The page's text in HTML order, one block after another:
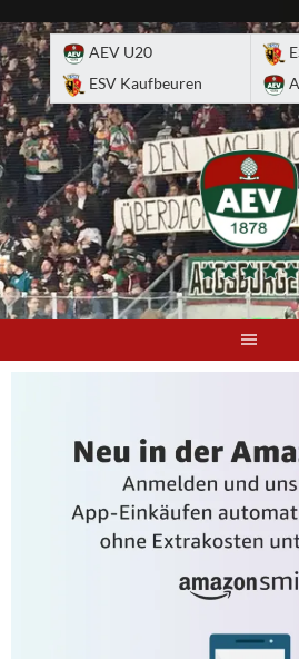
to
content
AEV U20
ESV Kaufbeuren